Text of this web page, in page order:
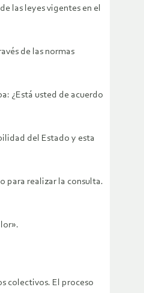
las leyes vigentes en el
de las normas
¿Está usted de acuerdo
del Estado y esta
para realizar la consulta.
colectivos. El proceso